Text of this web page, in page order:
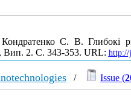
С. В. Глибокі
Вип. 2. С. 343-353. URL: http://
/ Issue (